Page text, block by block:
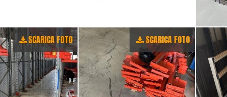
SCARICA FOTO SCARICA FOTO